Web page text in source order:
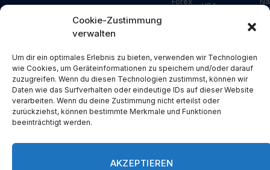
Cookie-Zustimmung
verwalten
Um dir ein optimales Erlebnis zu bieten, verwenden wir Technologien
wie Cookies, um Geräteinformationen zu speichern und/oder darauf
zuzugreifen. Wenn du diesen Technologien zustimmst, können wir
Daten wie das Surfverhalten oder eindeutige IDs auf dieser Website
verarbeiten. Wenn du deine Zustimmung nicht erteilst oder
zurückziehst, können bestimmte Merkmale und Funktionen
beeinträchtigt werden.
AKZEPTIEREN
Solana
NFT
Metaverse
Blockchain
USA
Schweiz
Österreich
USA
China
Intelligenz
Bauwesen
Energie
Konsum